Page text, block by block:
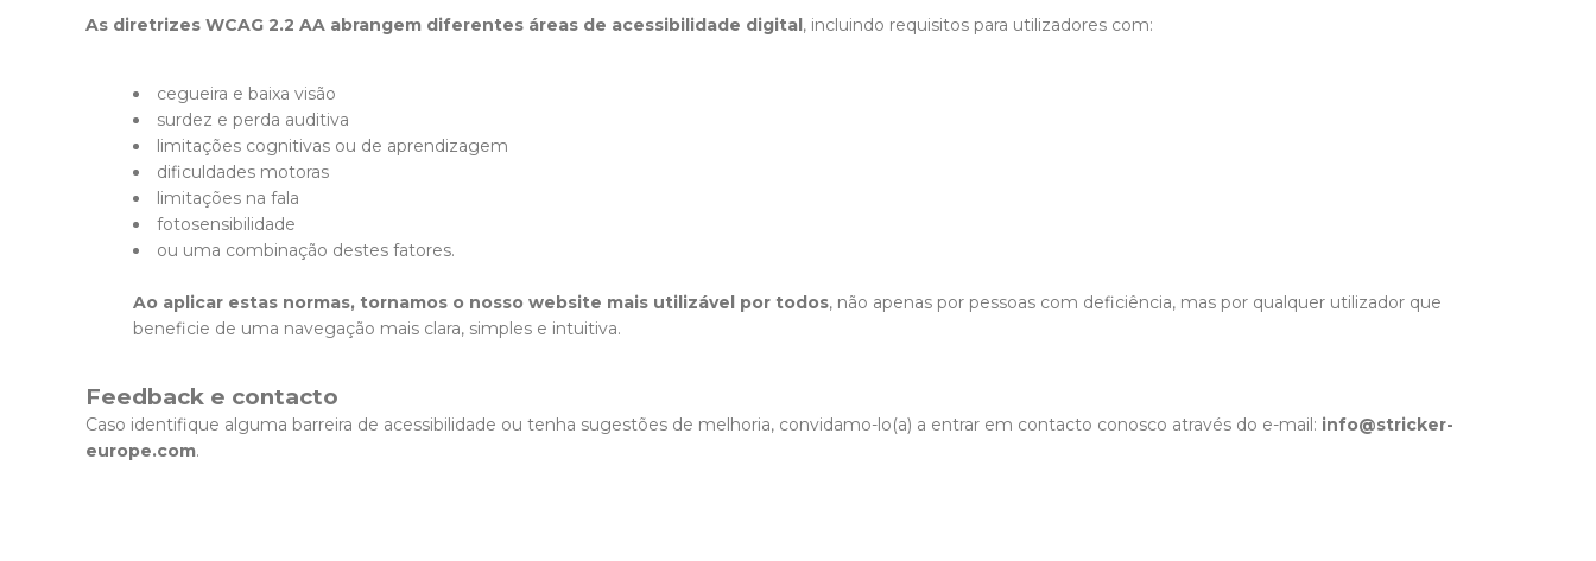
As diretrizes WCAG 2.2 AA abrangem diferentes áreas de acessibilidade digital, incluindo requisitos para utilizadores com:
cegueira e baixa visão
surdez e perda auditiva
limitações cognitivas ou de aprendizagem
dificuldades motoras
limitações na fala
fotosensibilidade
ou uma combinação destes fatores.
Ao aplicar estas normas, tornamos o nosso website mais utilizável por todos, não apenas por pessoas com deficiência, mas por qualquer utilizador que
beneficie de uma navegação mais clara, simples e intuitiva.
Feedback e contacto
Caso identifique alguma barreira de acessibilidade ou tenha sugestões de melhoria, convidamo-lo(a) a entrar em contacto conosco através do e-mail: info@stricker-
europe.com.